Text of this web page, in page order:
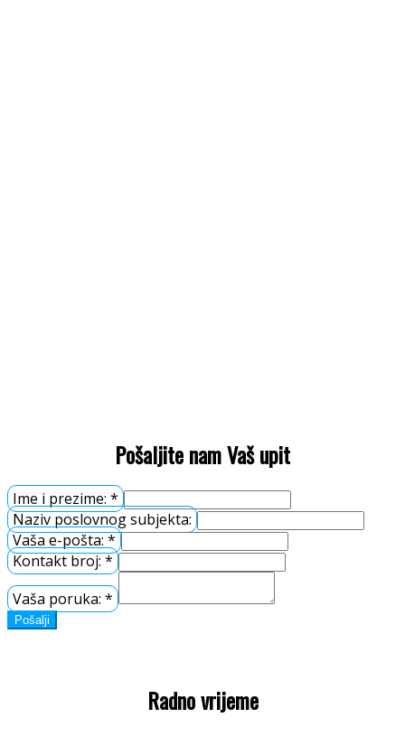
Pošaljite nam Vaš upit
Ime i prezime: *
Naziv poslovnog subjekta:
Vaša e-pošta:*
Kontakt broj:*
Vaša poruka: *
Pošalji
Radno vrijeme